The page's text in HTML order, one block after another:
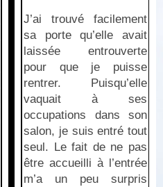
J’ai trouvé facilement
sa porte qu’elle avait
laissée entrouverte
pour que je puisse
rentrer. Puisqu’elle
vaquait à ses
occupations dans son
salon, je suis entré tout
seul. Le fait de ne pas
être accueilli à l’entrée
m’a un peu surpris